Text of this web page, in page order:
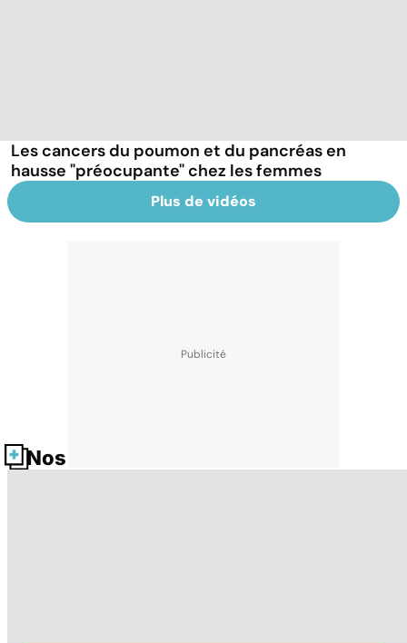
Les cancers du poumon et du pancréas en
hausse "préocupante" chez les femmes
Plus de vidéos
Nos fiches santé